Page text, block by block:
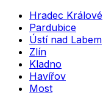
Hradec Králové
Pardubice
Ústí nad Labem
Zlín
Kladno
Havířov
Most